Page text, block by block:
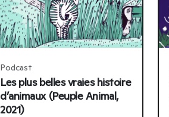
Podcast
Les plus belles vraies histoire
d’animaux (Peuple Animal,
2021)